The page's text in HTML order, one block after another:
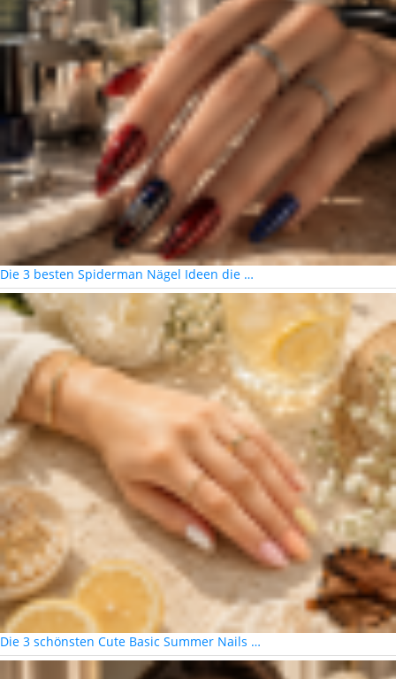
Die 3 besten Spiderman Nägel Ideen die …
Die 3 schönsten Cute Basic Summer Nails …